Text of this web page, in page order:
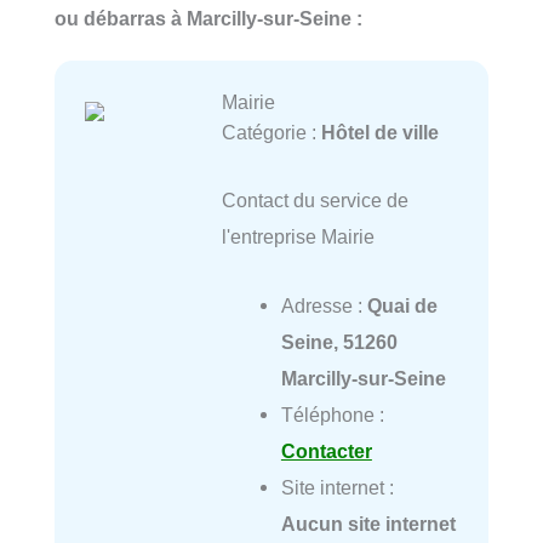
ou débarras à Marcilly-sur-Seine :
Mairie
Catégorie : Hôtel de ville
Contact du service de
l'entreprise Mairie
Adresse : Quai de
Seine, 51260
Marcilly-sur-Seine
Téléphone :
Contacter
Site internet :
Aucun site internet